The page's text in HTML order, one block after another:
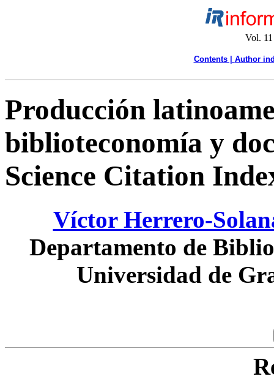
Vol.
Contents | Author
Producción
biblioteconomía y
Science Citation
Víctor Herrero-
Departamento de
Universidad de